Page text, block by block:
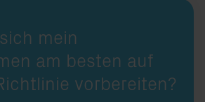
mein
am besten auf
vorbereiten?